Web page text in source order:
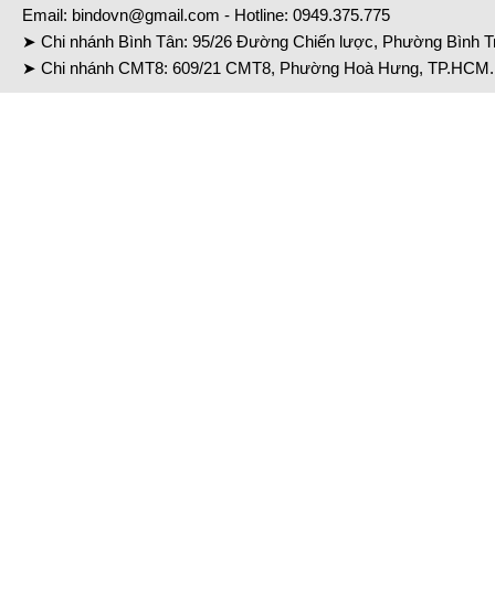
Email: bindovn@gmail.com - Hotline: 0949.375.775
➤ Chi nhánh Bình Tân: 95/26 Đường Chiến lược, Phường Bình
➤ Chi nhánh CMT8: 609/21 CMT8, Phường Hoà Hưng,